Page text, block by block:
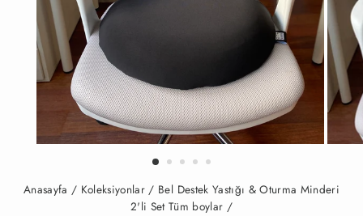
Anasayfa / Koleksiyonlar / Bel Destek Yastığı & Oturma Minderi
2'li Set Tüm boylar /